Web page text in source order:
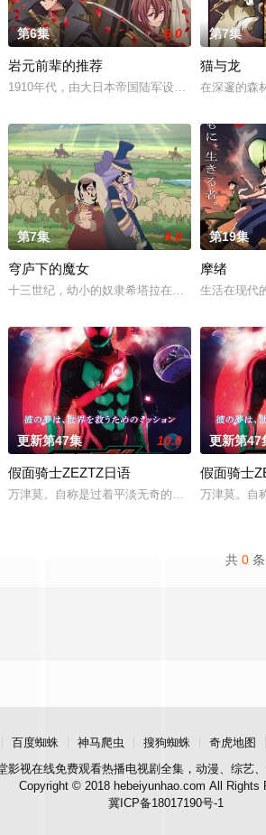
妖怪们偶尔会在人类里挑选“新娘”，被选上的
动物对话能力的高中生·我妻二郎，某日在森林
第6集 6.0
岩元前辈的推荐
1910年代，由大日本帝国陆军设立的学校——陆
第7集
猫与龙
在深邃的森
称为“分隔夜与昼的双子”。他们拥有获得特殊
度日，实际上却在某个不为人知的世界曾担任
第7集 4.0
穹庐下的魔女
十三世纪，幼小的奴隶希塔拉在伊朗东部城市图
第19集
摩绪
生活在现代
給取りで、人気が高い、立派なひとつの職業
石的镰仓幕府，因其所信任的幕臣——足利尊氏
更新第47集 10.0
假面骑士ZEZTZ日语
万津莫。自称是过着平淡无奇的日常生活的普通
更新第47
假面骑士
万津莫。自
共 0
百度蜘蛛 神马爬虫 搜狗蜘蛛 奇虎地图
影视在线免费观看热播电视剧全集，动漫、综艺
Copyright © 2018 hebeiyunhao.com All Rights
冀ICP备18017190号-1